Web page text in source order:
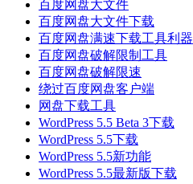
百度网盘大文件
百度网盘大文件下载
百度网盘满速下载工具利器
百度网盘破解限制工具
百度网盘破解限速
绕过百度网盘客户端
网盘下载工具
WordPress 5.5 Beta 3下载
WordPress 5.5下载
WordPress 5.5新功能
WordPress 5.5最新版下载